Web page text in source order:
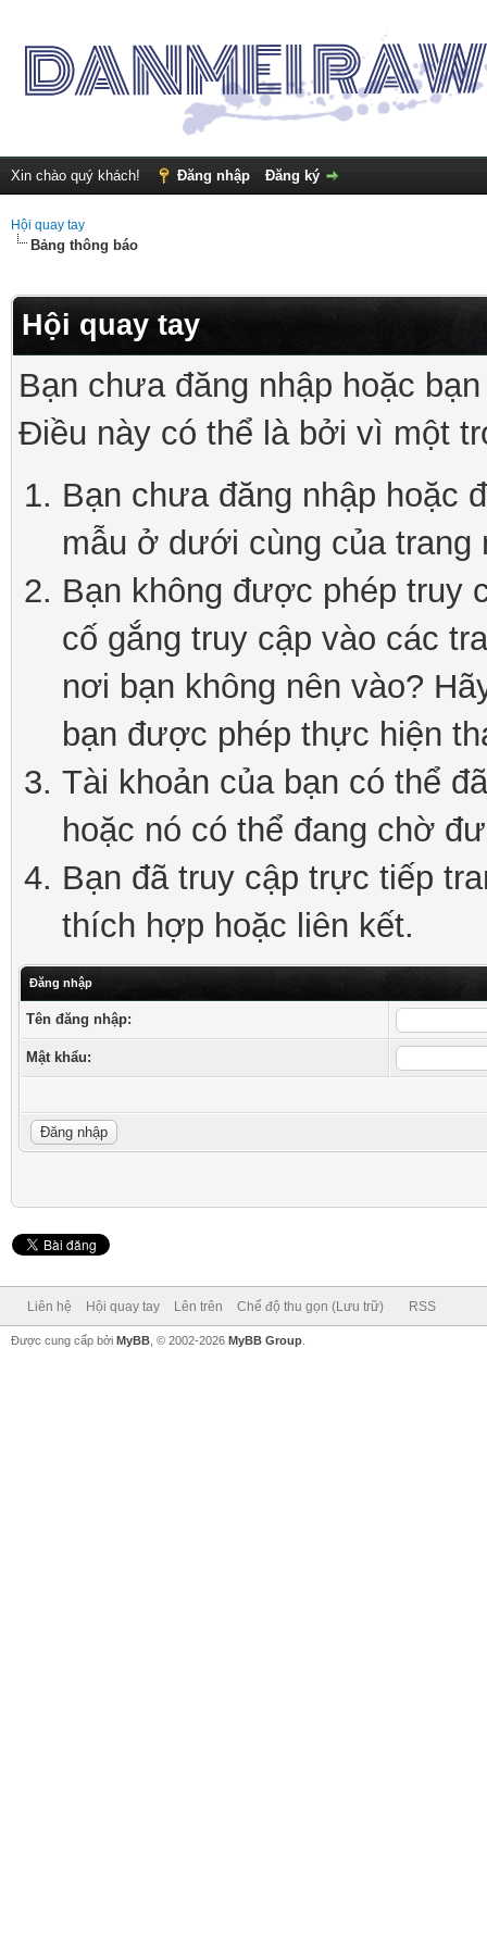
Xin chào quý khách! Đăng nhập Đăng ký
Hội quay tay
Bảng thông báo
Hội quay tay
Bạn chưa đăng nhập hoặc
Điều này có thể là bởi vì một
Bạn chưa đăng nhập hoặc
mẫu ở dưới cùng của trang
Bạn không được phép truy
cố gắng truy cập vào các
nơi bạn không nên vào?
bạn được phép thực hiện
Tài khoản của bạn có thể
hoặc nó có thể đang chờ
Bạn đã truy cập trực tiếp
thích hợp hoặc liên kết.
Đăng nhập
Tên đăng nhập:
Mật khẩu:
Liên hệ Hội quay tay Lên trên Chế độ thu gọn (Lưu trữ) RSS
Được cung cấp bởi MyBB , © 2002-2026 MyBB Group